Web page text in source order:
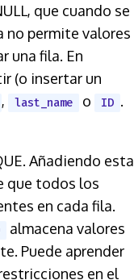
que cuando se
no permite valores
una fila. En
(o insertar un
, last_name o ID .
Añadiendo esta
que todos los
en cada fila.
almacena valores
Puede aprender
en el